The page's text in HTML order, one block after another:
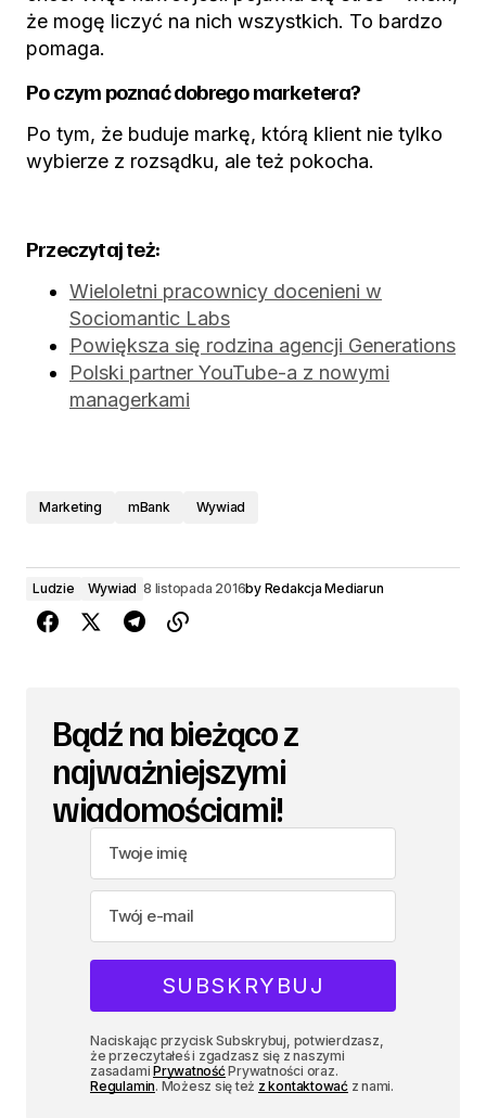
że mogę liczyć na nich wszystkich. To bardzo
pomaga.
Po czym poznać dobrego marketera?
Po tym, że buduje markę, którą klient nie tylko
wybierze z rozsądku, ale też pokocha.
Przeczytaj też:
Wieloletni pracownicy docenieni w
Sociomantic Labs
Powiększa się rodzina agencji Generations
Polski partner YouTube-a z nowymi
managerkami
Marketing mBank Wywiad
Ludzie Wywiad 8 listopada 2016by Redakcja Mediarun
Bądź na bieżąco z
najważniejszymi
wiadomościami!
Naciskając przycisk Subskrybuj, potwierdzasz,
że przeczytałeś i zgadzasz się z naszymi
zasadamiPrywatnośćPrywatności oraz.
Regulamin. Możesz się też z kontaktowaćz nami.